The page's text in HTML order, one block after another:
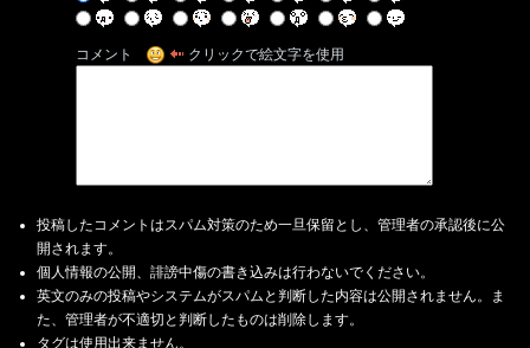
コメント クリックで絵文字を使用
投稿したコメントはスパム対策のため一旦保留とし、管理者の承認後に公
開されます。
個人情報の公開、誹謗中傷の書き込みは行わないでください。
英文のみの投稿やシステムがスパムと判断した内容は公開されません。ま
た、管理者が不適切と判断したものは削除します。
タグは使用出来ません。